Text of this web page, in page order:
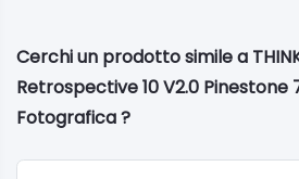
Cerchi un prodotto simile a
Retrospective 10 V2.0 Pinestone
Fotografica ?